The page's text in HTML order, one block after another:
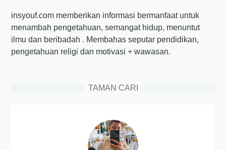
insyouf.com memberikan informasi bermanfaat untuk
menambah pengetahuan, semangat hidup, menuntut
ilmu dan beribadah . Membahas seputar pendidikan,
pengetahuan religi dan motivasi + wawasan.
TAMAN CARI